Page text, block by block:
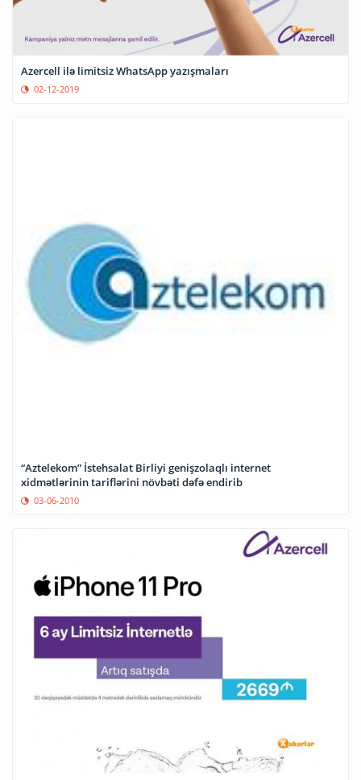
Azercell ilə limitsiz WhatsApp yazışmaları
02-12-2019
“Aztelekom” İstehsalat Birliyi genişzolaqlı internet
xidmətlərinin tariflərini növbəti dəfə endirib
03-06-2010